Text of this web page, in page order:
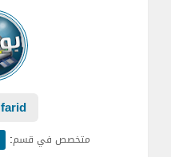
farid
متخصص في قسم: